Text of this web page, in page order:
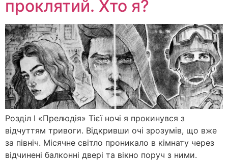
проклятий. Хто я?
Розділ І «Прелюдія» Тієї ночі я прокинувся з
відчуттям тривоги. Відкривши очі зрозумів, що вже
за північ. Місячне світло проникало в кімнату через
відчинені балконні двері та вікно поруч з ними.